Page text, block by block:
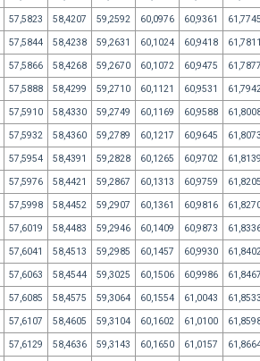
57,5823 58,4207 59,2592 60,0976 60,9361
57,5844 58,4238 59,2631 60,1024 60,9418
57,5866 58,4268 59,2670 60,1072 60,9475
57,5888 58,4299 59,2710 60,1121 60,9531
57,5910 58,4330 59,2749 60,1169 60,9588
57,5932 58,4360 59,2789 60,1217 60,9645
57,5954 58,4391 59,2828 60,1265 60,9702
57,5976 58,4421 59,2867 60,1313 60,9759
57,5998 58,4452 59,2907 60,1361 60,9816
57,6019 58,4483 59,2946 60,1409 60,9873
57,6041 58,4513 59,2985 60,1457 60,9930
57,6063 58,4544 59,3025 60,1506 60,9986
57,6085 58,4575 59,3064 60,1554 61,0043
57,6107 58,4605 59,3104 60,1602 61,0100
57,6129 58,4636 59,3143 60,1650 61,0157